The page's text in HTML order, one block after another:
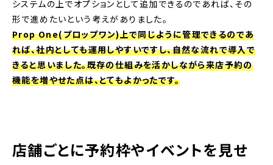
システムの上でオプションとして追加できるのであれば、その
形で進めたいという考えがありました。
Prop One(プロップワン)上で同じように管理できるのであ
れば、社内としても運用しやすいですし、自然な流れで導入で
きると思いました。既存の仕組みを活かしながら来店予約の
機能を増やせた点は、とてもよかったです。
店舗ごとに予約枠やイベントを見せ